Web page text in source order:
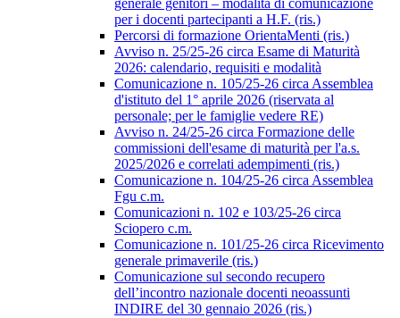
generale genitori – modalità di comunicazione
per i docenti partecipanti a H.F. (ris.)
Percorsi di formazione OrientaMenti (ris.)
Avviso n. 25/25-26 circa Esame di Maturità
2026: calendario, requisiti e modalità
Comunicazione n. 105/25-26 circa Assemblea
d'istituto del 1° aprile 2026 (riservata al
personale; per le famiglie vedere RE)
Avviso n. 24/25-26 circa Formazione delle
commissioni dell'esame di maturità per l'a.s.
2025/2026 e correlati adempimenti (ris.)
Comunicazione n. 104/25-26 circa Assemblea
Fgu c.m.
Comunicazioni n. 102 e 103/25-26 circa
Sciopero c.m.
Comunicazione n. 101/25-26 circa Ricevimento
generale primaverile (ris.)
Comunicazione sul secondo recupero
dell’incontro nazionale docenti neoassunti
INDIRE del 30 gennaio 2026 (ris.)